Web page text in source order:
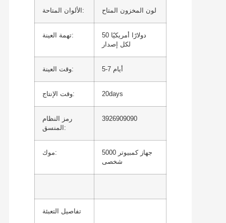
الألوان المتاحة: لون المخزون المتاح
تهمة العينة:
50 دولارًا أمريكيًا
لكل إصدار
وقت العينة: 5-7 أيام
وقت الإنتاج: 20days
رمز النظام
المنسق:
3926909090
موك:
5000 جهاز كمبيوتر
شخصى
تفاصيل التعبئة